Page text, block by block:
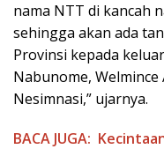
nama NTT di kancah
sehingga akan ada
Provinsi kepada
Nabunome, Welmince
Nesimnasi,” ujarnya.
BACA JUGA: